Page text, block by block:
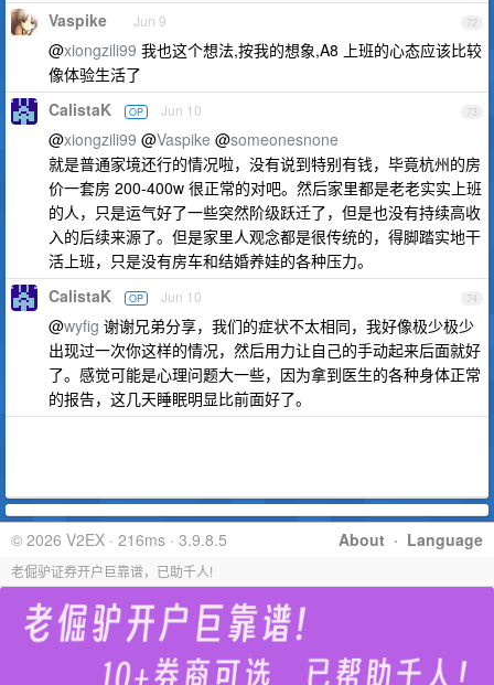
72
Vaspike Jun 9
@xiongzili99 我也这个想法,按我的想象,A8 上班的心态应该比较
像体验生活了
73
CalistaK OP Jun 10
@xiongzili99 @Vaspike @someonesnone
就是普通家境还行的情况啦，没有说到特别有钱，毕竟杭州的房
价一套房 200-400w 很正常的对吧。然后家里都是老老实实上班
的人，只是运气好了一些突然阶级跃迁了，但是也没有持续高收
入的后续来源了。但是家里人观念都是很传统的，得脚踏实地干
活上班，只是没有房车和结婚养娃的各种压力。
74
CalistaK OP Jun 10
@wyfig 谢谢兄弟分享，我们的症状不太相同，我好像极少极少
出现过一次你这样的情况，然后用力让自己的手动起来后面就好
了。感觉可能是心理问题大一些，因为拿到医生的各种身体正常
的报告，这几天睡眠明显比前面好了。
About · Language
© 2026 V2EX · 216ms · 3.9.8.5
老倔驴证券开户巨靠谱，已助千人!